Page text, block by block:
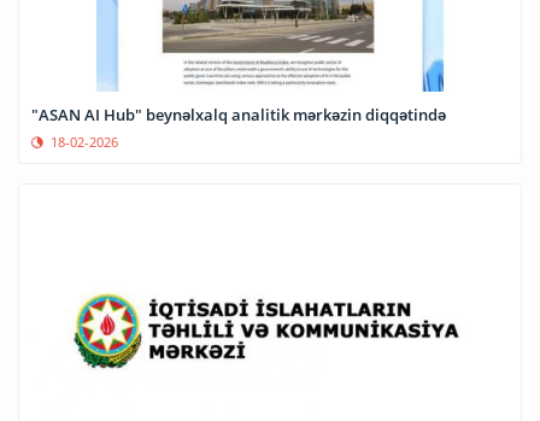
"ASAN AI Hub" beynəlxalq analitik mərkəzin diqqətində
18-02-2026